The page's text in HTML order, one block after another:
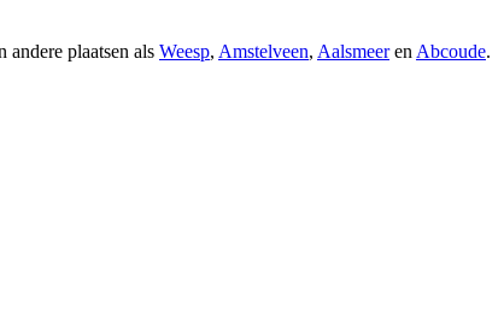
plaatsen als Weesp, Amstelveen, Aalsmeeren Abcoude.